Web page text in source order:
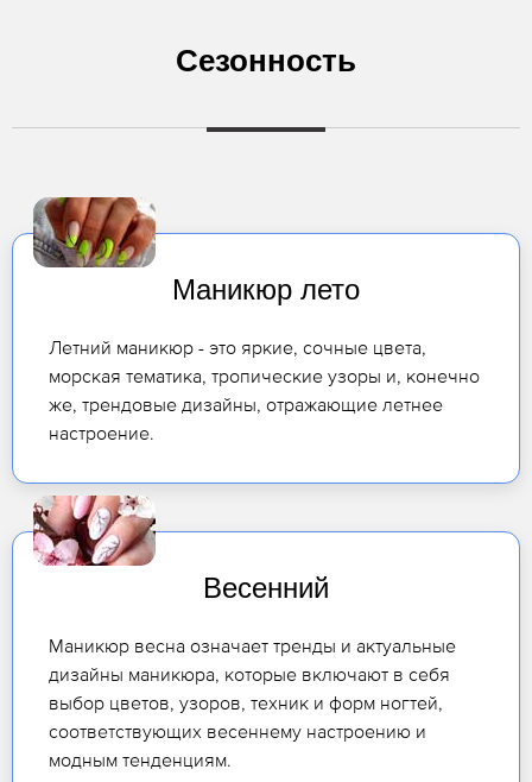
Сезонность
Маникюр лето
Летний маникюр - это яркие, сочные цвета,
морская тематика, тропические узоры и, конечно
же, трендовые дизайны, отражающие летнее
настроение.
Весенний
Маникюр весна означает тренды и актуальные
дизайны маникюра, которые включают в себя
выбор цветов, узоров, техник и форм ногтей,
соответствующих весеннему настроению и
модным тенденциям.